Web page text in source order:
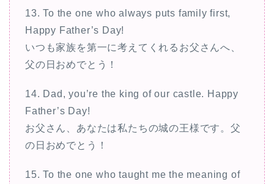
13. To the one who always puts family first,
Happy Father’s Day!
いつも家族を第一に考えてくれるお父さんへ、
父の日おめでとう！
14. Dad, you’re the king of our castle. Happy
Father’s Day!
お父さん、あなたは私たちの城の王様です。父
の日おめでとう！
15. To the one who taught me the meaning of